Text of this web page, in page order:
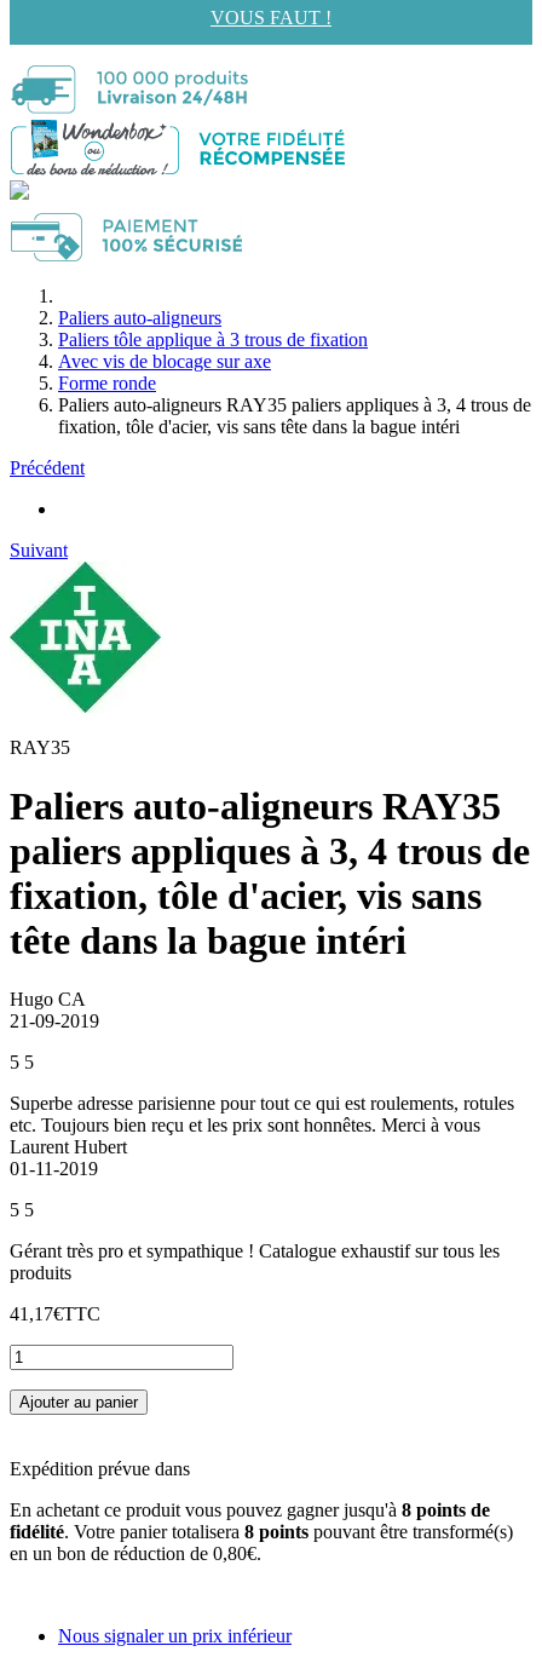
VOUS FAUT !
Paliers auto-aligneurs
Paliers tôle applique à 3 trous de fixation
Avec vis de blocage sur axe
Forme ronde
Paliers auto-aligneurs RAY35 paliers appliques à 3, 4 trous de
fixation, tôle d'acier, vis sans tête dans la bague intéri
Précédent
Suivant
RAY35
Paliers auto-aligneurs RAY35
paliers appliques à 3, 4 trous de
fixation, tôle d'acier, vis sans
tête dans la bague intéri
Hugo CA
21-09-2019
5 5
Superbe adresse parisienne pour tout ce qui est roulements, rotules
etc. Toujours bien reçu et les prix sont honnêtes. Merci à vous
Laurent Hubert
01-11-2019
5 5
Gérant très pro et sympathique ! Catalogue exhaustif sur tous les
produits
41,17€TTC
Ajouter au panier
Expédition prévue dans
En achetant ce produit vous pouvez gagner jusqu'à 8 points de
fidélité. Votre panier totalisera 8 points pouvant être transformé(s)
en un bon de réduction de 0,80€.
Nous signaler un prix inférieur